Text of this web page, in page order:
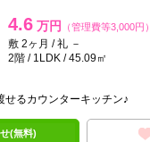
4.6 万円 （管理費等3,000円）
敷 2ヶ月 / 礼 －
2階 / 1LDK / 45.09㎡
せるカウンターキッチン♪
(無料)